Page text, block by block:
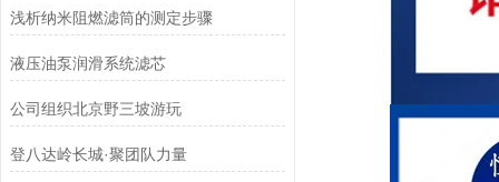
浅析纳米阻燃滤筒的测定步骤
液压油泵润滑系统滤芯
公司组织北京野三坡游玩
登八达岭长城·聚团队力量